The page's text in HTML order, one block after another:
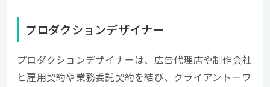
プロダクションデザイナー
プロダクションデザイナーは、広告代理店や制作会社
と雇用契約や業務委託契約を結び、クライアントーワ